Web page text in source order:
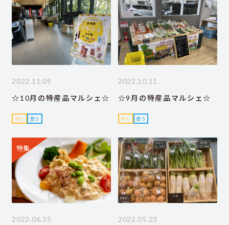
2022.11.09
☆10月の特産品マルシェ☆
行く 買う
2022.10.11
☆9月の特産品マルシェ☆
行く 買う
特集
2022.06.25
2022.05.23